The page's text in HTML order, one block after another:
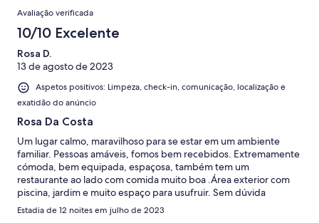
Avaliação verificada
10/10 Excelente
Rosa D.
13 de agosto de 2023
Aspetos positivos: Limpeza, check-in, comunicação, localização e
exatidão do anúncio
Rosa Da Costa
Um lugar calmo, maravilhoso para se estar em um ambiente
familiar. Pessoas amáveis, fomos bem recebidos. Extremamente
cómoda, bem equipada, espaçosa, também tem um
restaurante ao lado com comida muito boa .Área exterior com
piscina, jardim e muito espaço para usufruir. Sem dúvida
repetiremos.
Estadia de 12 noites em julho de 2023